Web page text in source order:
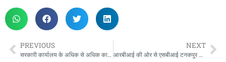
PREVIOUS
सरकारी कार्यालय के अधिक से अधिक कार्य ई ऑफिस के माध्यम से किए जाएंगे मुख्य सचिव
NEXT
आरबीआई की ओर से एसबीआई टनकपुर के प्रबंधक के खिलाफ मुकदमा दर्ज